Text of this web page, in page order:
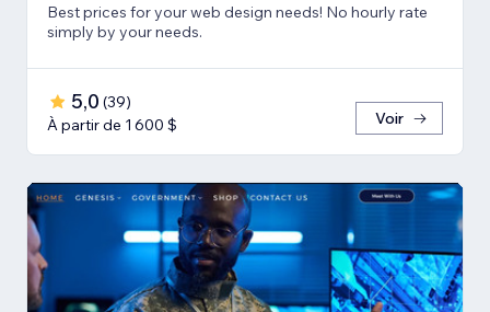
Best prices for your web design needs! No hourly rate
simply by your needs.
5,0 (39)
À partir de 1 600 $
Voir